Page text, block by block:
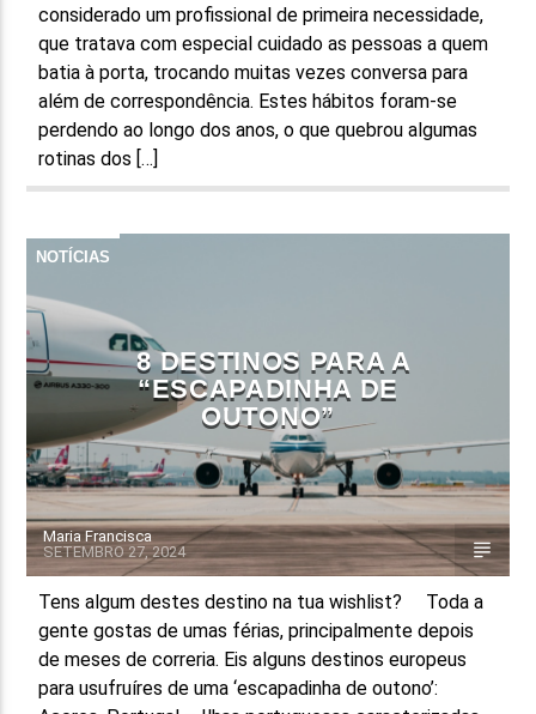
considerado um profissional de primeira necessidade,
que tratava com especial cuidado as pessoas a quem
batia à porta, trocando muitas vezes conversa para
além de correspondência. Estes hábitos foram-se
perdendo ao longo dos anos, o que quebrou algumas
rotinas dos […]
NOTÍCIAS
8 DESTINOS PARA A
“ESCAPADINHA DE
OUTONO”
Maria Francisca
SETEMBRO 27, 2024
Tens algum destes destino na tua wishlist? Toda a
gente gostas de umas férias, principalmente depois
de meses de correria. Eis alguns destinos europeus
para usufruíres de uma ‘escapadinha de outono’: